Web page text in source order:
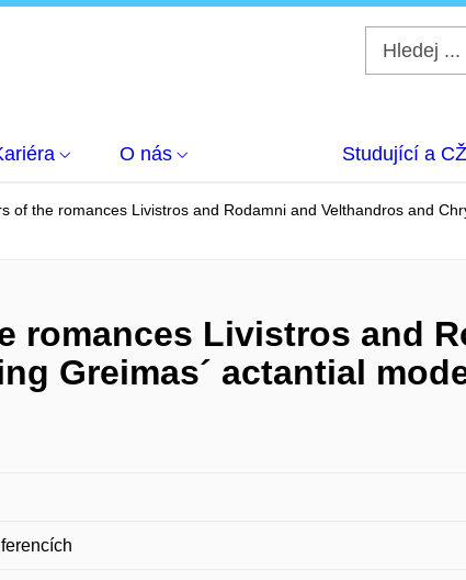
O nás Studující a
of the romances Livistros and Rodamni and Velthandros and
romances Livistros and
Greimas´ actantial